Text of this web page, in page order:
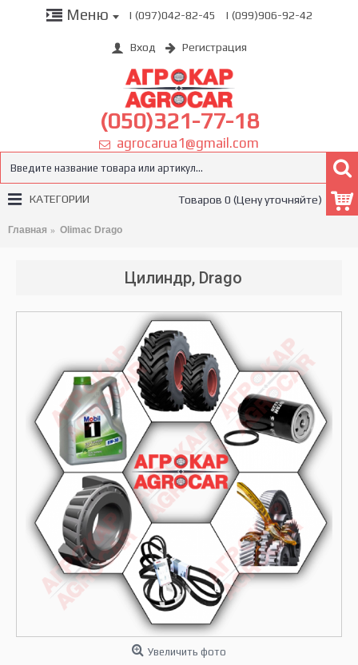
Меню | (097)042-82-45 | (099)906-92-42
Вход Регистрация
(050)321-77-18
agrocarua1@gmail.com
Товаров 0 (Цену уточняйте)
КАТЕГОРИИ
Главная Olimac Drago
Цилиндр, Drago
Увеличить фото